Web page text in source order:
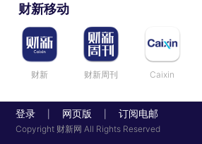
财新移动
财新 财新周刊 Caixin
登录 网页版 订阅电邮
Copyright 财新网 All Rights Reserved